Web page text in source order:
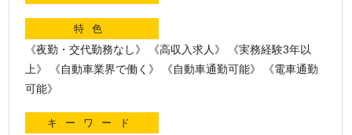
特色
《夜勤・交代勤務なし》 《高収入求人》 《実務経験3年以
上》 《自動車業界で働く》 《自動車通勤可能》 《電車通勤
可能》
キーワード